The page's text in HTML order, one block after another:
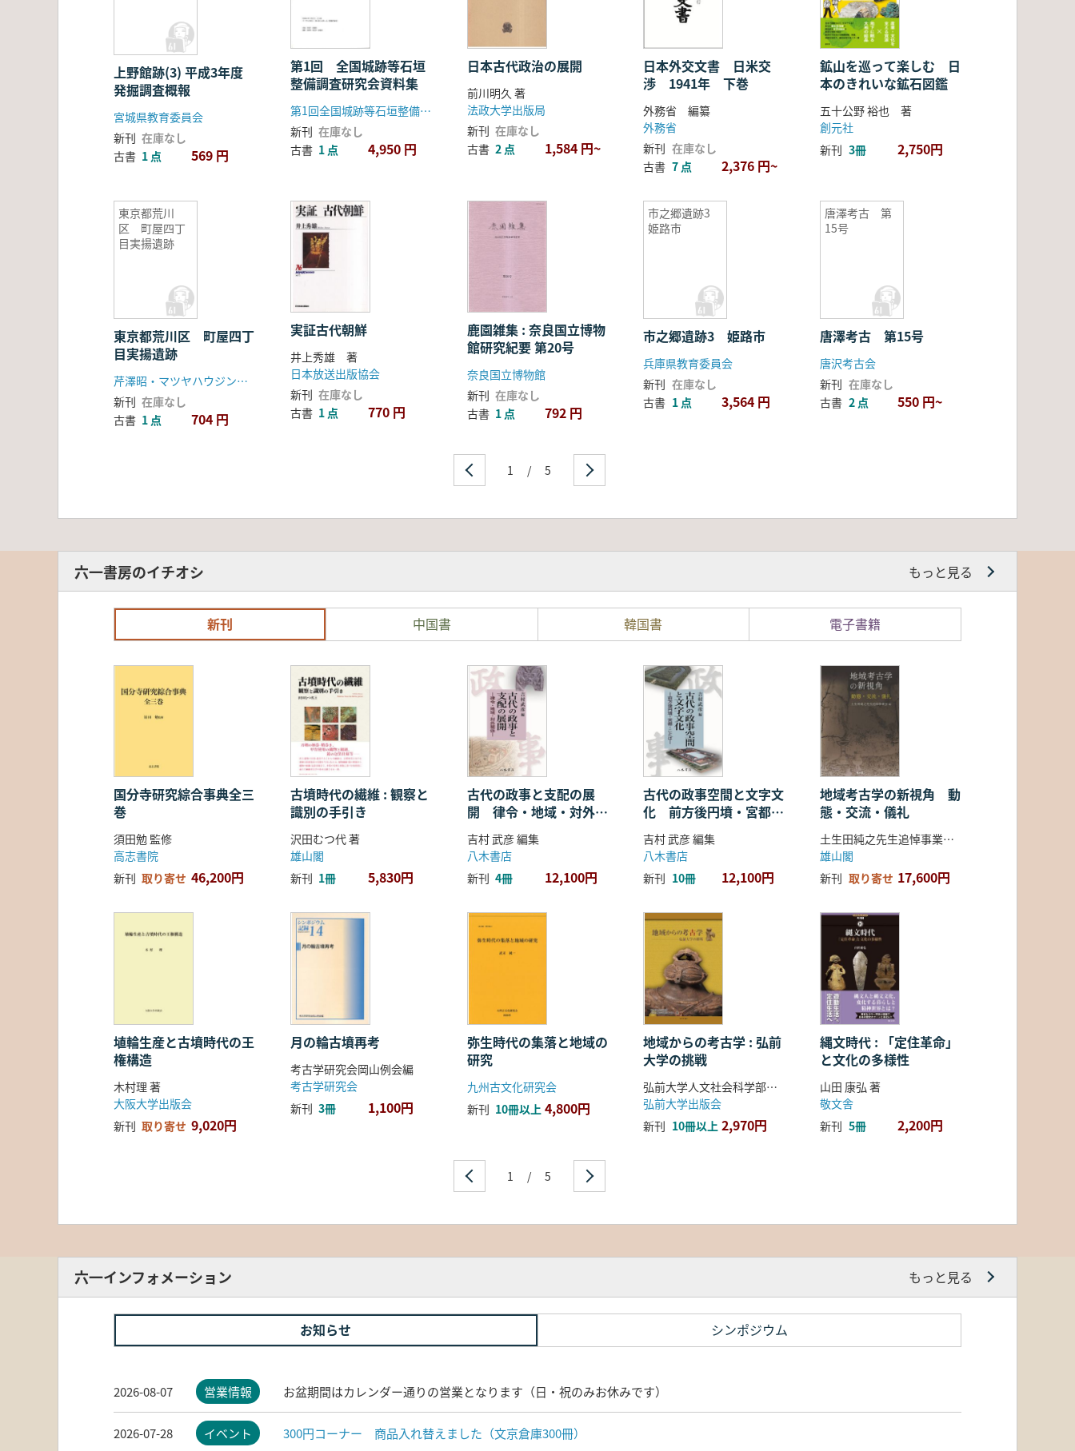
上野館跡(3) 平成3年度
発掘調査概報
宮城県教育委員会
新刊 在庫なし
古書 1 点 569 円
第1回 全国城跡等石垣
整備調査研究会資料集
第1回全国城跡等石垣整備調査研究会実行委員会事務局
新刊 在庫なし
古書 1 点 4,950 円
日本古代政治の展開
前川明久 著
法政大学出版局
新刊 在庫なし
古書 2 点 1,584 円~
日本外交文書 日米交
渉 1941年 下巻
外務省 編纂
外務省
新刊 在庫なし
古書 7 点 2,376 円~
鉱山を巡って楽しむ 日
本のきれいな鉱石図鑑
五十公野 裕也 著
創元社
新刊 3冊 2,750円
東京都荒川
区 町屋四丁
目実揚遺跡
東京都荒川区 町屋四丁
目実揚遺跡
芹澤昭・マツヤハウジング株式会社
新刊 在庫なし
古書 1 点 704 円
実証古代朝鮮
井上秀雄 著
日本放送出版協会
新刊 在庫なし
古書 1 点 770 円
鹿園雑集 : 奈良国立博物
館研究紀要 第20号
奈良国立博物館
新刊 在庫なし
古書 1 点 792 円
市之郷遺跡3
姫路市
市之郷遺跡3 姫路市
兵庫県教育委員会
新刊 在庫なし
古書 1 点 3,564 円
唐澤考古 第
15号
唐澤考古 第15号
唐沢考古会
新刊 在庫なし
古書 2 点 550 円~
1 / 5
六一書房のイチオシ もっと見る
新刊 中国書 韓国書 電子書籍
国分寺研究綜合事典全三
巻
須田勉 監修
高志書院
新刊 取り寄せ 46,200円
古墳時代の繊維 : 観察と
識別の手引き
沢田むつ代 著
雄山閣
新刊 1冊 5,830円
古代の政事と支配の展
開 律令・地域・対外関
係
吉村 武彦 編集
八木書店
新刊 4冊 12,100円
古代の政事空間と文字文
化 前方後円墳・宮都・
ことば
吉村 武彦 編集
八木書店
新刊 10冊 12,100円
地域考古学の新視角 動
態・交流・儀礼
土生田純之先生追悼事業会 編
雄山閣
新刊 取り寄せ 17,600円
埴輪生産と古墳時代の王
権構造
木村理 著
大阪大学出版会
新刊 取り寄せ 9,020円
月の輪古墳再考
考古学研究会岡山例会編
考古学研究会
新刊 3冊 1,100円
弥生時代の集落と地域の
研究
九州古文化研究会
新刊 10冊以上 4,800円
地域からの考古学 : 弘前
大学の挑戦
弘前大学人文社会科学部北日本考古学研究センター 編
弘前大学出版会
新刊 10冊以上 2,970円
縄文時代 : 「定住革命」
と文化の多様性
山田 康弘 著
敬文舎
新刊 5冊 2,200円
1 / 5
六一インフォメーション もっと見る
お知らせ シンポジウム
2026-08-07 営業情報 お盆期間はカレンダー通りの営業となります（日・祝のみお休みです）
2026-07-28 イベント 300円コーナー 商品入れ替えました（文京倉庫300冊）